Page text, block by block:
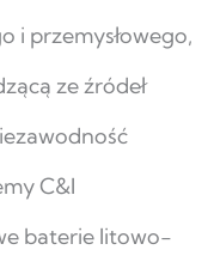
i przemysłowego,
ze źródeł
C&I
baterie litowo-